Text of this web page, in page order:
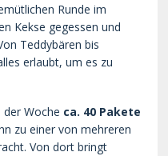
Runde im
Kekse gegessen und
Teddybären bis
erlaubt, um es zu
Woche ca. 40 Pakete
zu einer von mehreren
Von dort bringt